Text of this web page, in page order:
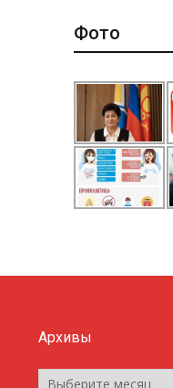
Фото
Архивы
Архивы